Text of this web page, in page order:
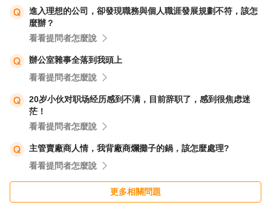
同事幫忙。
以下是一些冷處理的建議：
**無視她：**當她說陰陽怪氣的話時，你就當沒聽到，直接
繼續做自己的工作。
**換個話題：**當她說陰陽怪氣的話時，你就換個話題，轉
移她的注意力。
**找其他同事幫忙：**你可以找其他同事幫忙，讓他們在你
出差的時候，幫你擋住她的言語。
進入理想的公司，卻發現職務與個人職涯發展規劃不符，該怎
麼辦？
看看提問者怎麼說
辦公室雜事全落到我頭上
看看提問者怎麼說
20岁小伙对职场经历感到不满，目前辞职了，感到很焦虑迷
茫！
看看提問者怎麼說
主管賣廠商人情，我背廠商爛攤子的鍋，該怎麼處理?
看看提問者怎麼說
更多相關問題